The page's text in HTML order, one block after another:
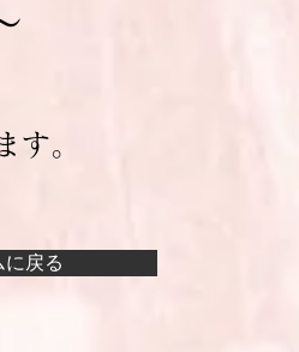
す。
戻る